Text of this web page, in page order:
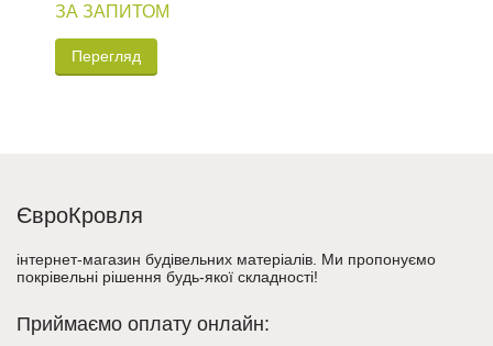
ЗА ЗАПИТОМ
Перегляд
ЄвроКровля
інтернет-магазин будівельних матеріалів. Ми пропонуємо
покрівельні рішення будь-якої складності!
Приймаємо оплату онлайн: